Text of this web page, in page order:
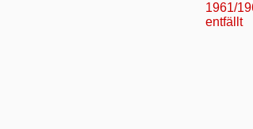
1961/
entfällt